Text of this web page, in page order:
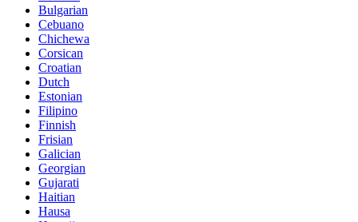
Bulgarian
Cebuano
Chichewa
Corsican
Croatian
Dutch
Estonian
Filipino
Finnish
Frisian
Galician
Georgian
Gujarati
Haitian
Hausa